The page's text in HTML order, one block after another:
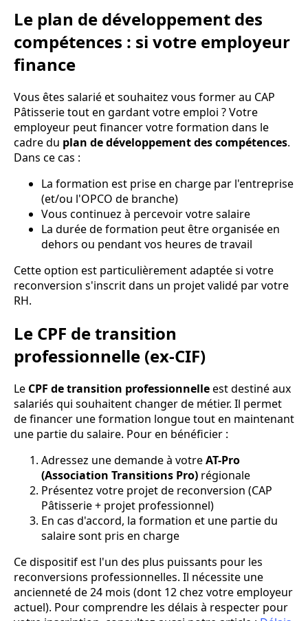
Le plan de développement des
compétences : si votre employeur
finance
Vous êtes salarié et souhaitez vous former au CAP
Pâtisserie tout en gardant votre emploi ? Votre
employeur peut financer votre formation dans le
cadre du plan de développement des compétences.
Dans ce cas :
La formation est prise en charge par l'entreprise
(et/ou l'OPCO de branche)
Vous continuez à percevoir votre salaire
La durée de formation peut être organisée en
dehors ou pendant vos heures de travail
Cette option est particulièrement adaptée si votre
reconversion s'inscrit dans un projet validé par votre
RH.
Le CPF de transition
professionnelle (ex-CIF)
Le CPF de transition professionnelleest destiné aux
salariés qui souhaitent changer de métier. Il permet
de financer une formation longue tout en maintenant
une partie du salaire. Pour en bénéficier :
Adressez une demande à votreAT-Pro
(Association Transitions Pro) régionale
Présentez votre projet de reconversion (CAP
Pâtisserie + projet professionnel)
En cas d'accord, la formation et une partie du
salaire sont pris en charge
Ce dispositif est l'un des plus puissants pour les
reconversions professionnelles. Il nécessite une
ancienneté de 24 mois (dont 12 chez votre employeur
actuel). Pour comprendre les délais à respecter pour